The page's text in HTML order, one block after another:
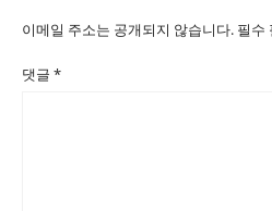
이메일 주소는 공개되지 않습니다. 필수
댓글 *